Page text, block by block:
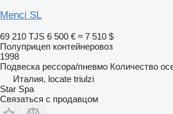
Menci SL
69 210 TJS 6 500 € ≈ 7 510 $
Полуприцеп контейнеровоз
1998
Подвеска рессора/пневмо Количество
Италия, locate triulzi
Star Spa
Связаться с продавцом